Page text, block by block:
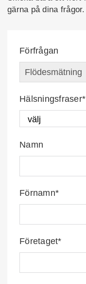
gärna på dina frågor.
Förfrågan
Hälsningsfraser*
Namn
Förnamn*
Företaget*